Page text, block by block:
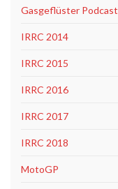
Gasgeflüster Podcast
IRRC 2014
IRRC 2015
IRRC 2016
IRRC 2017
IRRC 2018
MotoGP